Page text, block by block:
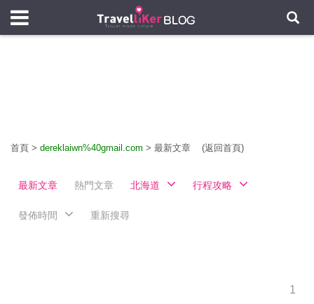
首頁 > dereklaiwn%40gmail.com > 最新文章 (返回首頁)
最新文章 熱門文章 北海道 行程攻略
發佈時間 重新搜尋
1